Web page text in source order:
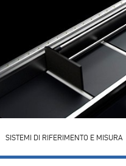
SISTEMI DI RIFERIMENTO E MISURA